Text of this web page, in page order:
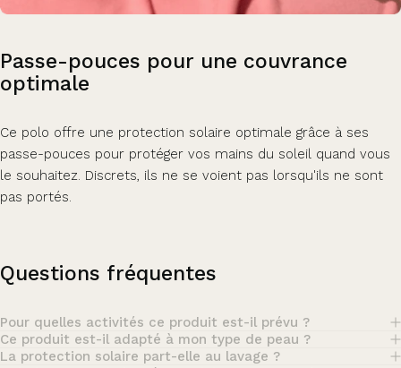
Passe-pouces pour une couvrance
optimale
Ce polo offre une protection solaire optimale grâce à ses
passe-pouces pour protéger vos mains du soleil quand vous
le souhaitez. Discrets, ils ne se voient pas lorsqu'ils ne sont
pas portés.
Questions fréquentes
Pour quelles activités ce produit est-il prévu ?
Ce produit est-il adapté à mon type de peau ?
La protection solaire part-elle au lavage ?